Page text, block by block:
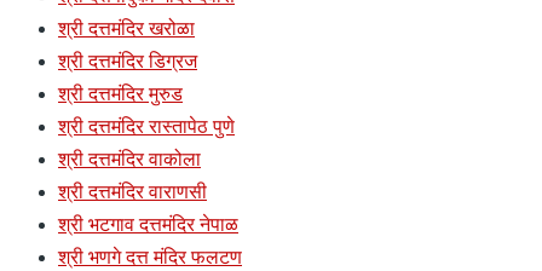
श्री दत्तमंदिर खरोळा
श्री दत्तमंदिर डिग्रज
श्री दत्तमंदिर मुरुड
श्री दत्तमंदिर रास्तापेठ पुणे
श्री दत्तमंदिर वाकोला
श्री दत्तमंदिर वाराणसी
श्री भटगाव दत्तमंदिर नेपाळ
श्री भणगे दत्त मंदिर फलटण